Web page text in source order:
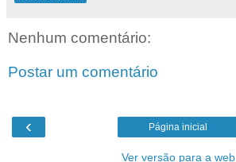
Nenhum comentário:
Postar um comentário
‹ Página inicial
Ver versão para a web